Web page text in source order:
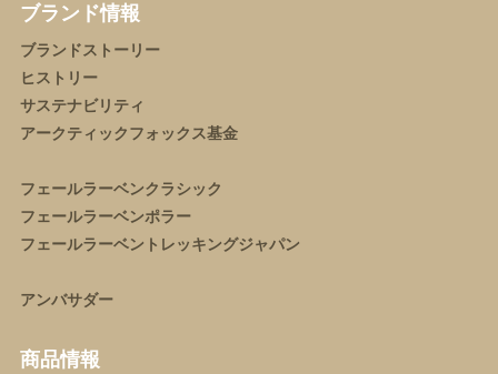
ブランド情報
ブランドストーリー
ヒストリー
サステナビリティ
アークティックフォックス基金
フェールラーベンクラシック
フェールラーベンポラー
フェールラーベントレッキングジャパン
アンバサダー
商品情報